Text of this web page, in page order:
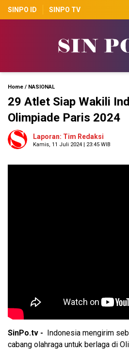
SINPO ID SINPO TV
Home / NASIONAL
29 Atlet Siap Wakili
Olimpiade Paris 2024
Laporan: Tim Redaksi
Kamis, 11 Juli 2024 | 23:45 WIB
SinPo.tv -
Indonesia mengirim
cabang olahraga untuk berlaga di